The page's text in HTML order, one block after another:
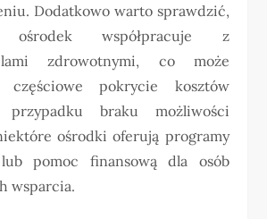
Dodatkowo warto sprawdzić,
współpracuje z
zdrowotnymi, co może
pokrycie kosztów
braku możliwości
ośrodki oferują programy
pomoc finansową dla osób
wsparcia.